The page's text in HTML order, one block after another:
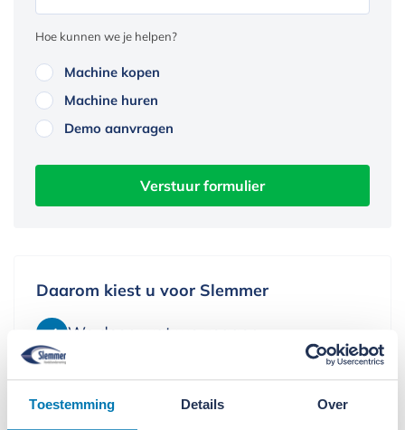
Toestemming Details Over
Hoe kunnen we je helpen?
Machine kopen
Machine huren
Demo aanvragen
Verstuur formulier
Daarom kiest u voor Slemmer
We doen wat we zeggen
We leveren alleen kwaliteit